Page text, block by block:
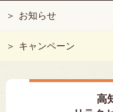
お知らせ
キャンペーン
高